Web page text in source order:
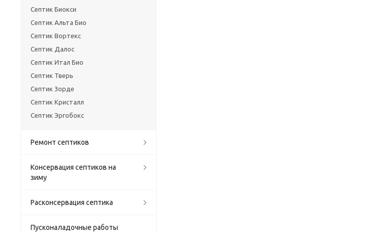
Септик Биокси
Септик Альта Био
Септик Вортекс
Септик Далос
Септик Итал Био
Септик Тверь
Септик Зорде
Септик Кристалл
Септик Эргобокс
Ремонт септиков
Консервация септиков на
зиму
Расконсервация септика
Пусконаладочные работы